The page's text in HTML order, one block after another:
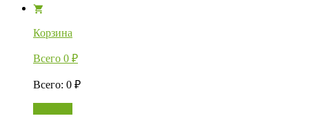
Корзина
Всего 0 ₽
Всего: 0 ₽